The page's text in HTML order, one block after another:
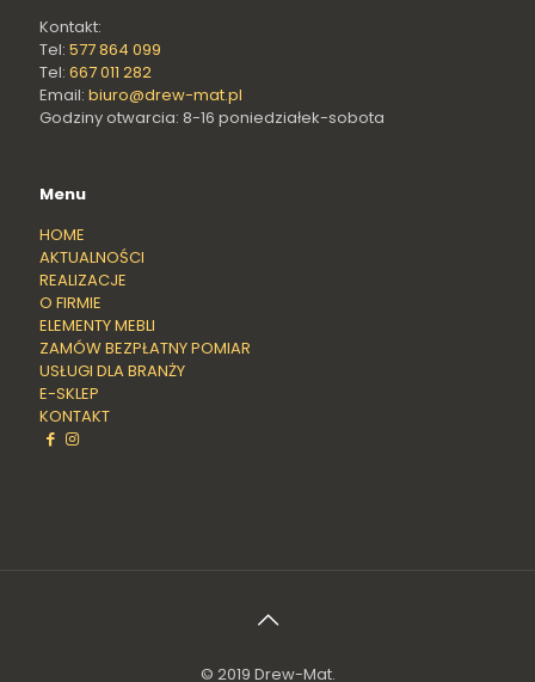
Kontakt:
Tel: 577 864 099
Tel: 667 011 282
Email: biuro@drew-mat.pl
Godziny otwarcia: 8-16 poniedziałek-sobota
Menu
HOME
AKTUALNOŚCI
REALIZACJE
O FIRMIE
ELEMENTY MEBLI
ZAMÓW BEZPŁATNY POMIAR
USŁUGI DLA BRANŻY
E-SKLEP
KONTAKT
© 2019 Drew-Mat.